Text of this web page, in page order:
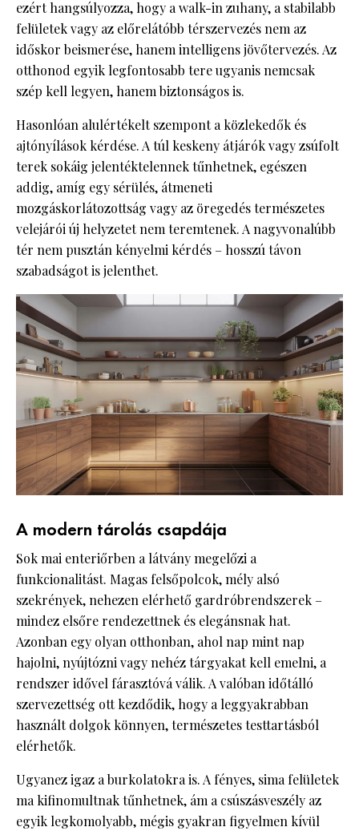
ezért hangsúlyozza, hogy a walk-in zuhany, a stabilabb
felületek vagy az előrelátóbb térszervezés nem az
időskor beismerése, hanem intelligens jövőtervezés. Az
otthonod egyik legfontosabb tere ugyanis nemcsak
szép kell legyen, hanem biztonságos is.
Hasonlóan alulértékelt szempont a közlekedők és
ajtónyílások kérdése. A túl keskeny átjárók vagy zsúfolt
terek sokáig jelentéktelennek tűnhetnek, egészen
addig, amíg egy sérülés, átmeneti
mozgáskorlátozottság vagy az öregedés természetes
velejárói új helyzetet nem teremtenek. A nagyvonalúbb
tér nem pusztán kényelmi kérdés – hosszú távon
szabadságot is jelenthet.
A modern tárolás csapdája
Sok mai enteriőrben a látvány megelőzi a
funkcionalitást. Magas felsőpolcok, mély alsó
szekrények, nehezen elérhető gardróbrendszerek –
mindez elsőre rendezettnek és elegánsnak hat.
Azonban egy olyan otthonban, ahol nap mint nap
hajolni, nyújtózni vagy nehéz tárgyakat kell emelni, a
rendszer idővel fárasztóvá válik. A valóban időtálló
szervezettség ott kezdődik, hogy a leggyakrabban
használt dolgok könnyen, természetes testtartásból
elérhetők.
Ugyanez igaz a burkolatokra is. A fényes, sima felületek
ma kifinomultnak tűnhetnek, ám a csúszásveszély az
egyik legkomolyabb, mégis gyakran figyelmen kívül